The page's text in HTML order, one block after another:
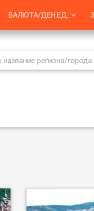
ВАЛЮТА/ДЕН.ЕД.